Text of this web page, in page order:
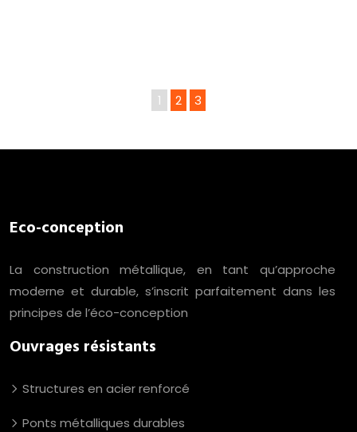
1 2 3
Eco-conception
La construction métallique, en tant qu’approche
moderne et durable, s’inscrit parfaitement dans les
principes de l’éco-conception
Ouvrages résistants
Structures en acier renforcé
Ponts métalliques durables